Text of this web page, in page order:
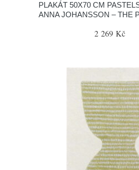
PLAKÁT 50X70 CM
ANNA JOHANSSON – THE
2 269 Kč